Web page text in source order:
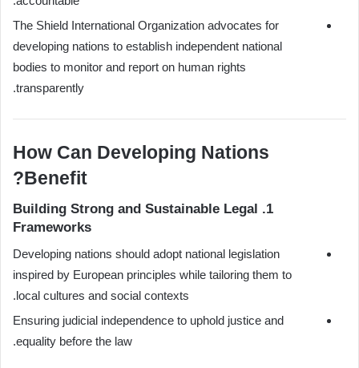
The Shield International Organization advocates for
developing nations to establish independent national
bodies to monitor and report on human rights
transparently.
How Can Developing Nations
Benefit?
1. Building Strong and Sustainable Legal
Frameworks
Developing nations should adopt national legislation
inspired by European principles while tailoring them to
local cultures and social contexts.
Ensuring judicial independence to uphold justice and
equality before the law.